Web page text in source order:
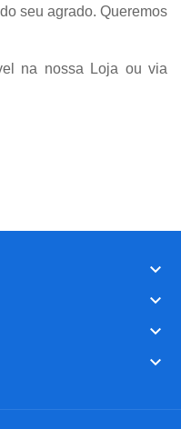
seu agrado. Queremos
na nossa Loja ou via
keyboard_arrow_down
keyboard_arrow_down
keyboard_arrow_down
keyboard_arrow_down